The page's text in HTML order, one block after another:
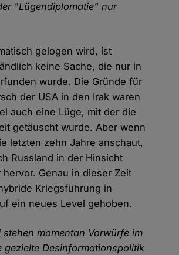
"Lügendiplomatie" nur
gelogen wird, ist
keine Sache, die nur in
wurde. Die Gründe für
der USA in den Irak waren
auch eine Lüge, mit der die
getäuscht wurde. Aber wenn
letzten zehn Jahre anschaut,
Russland in der Hinsicht
Genau in dieser Zeit
Kriegsführung in
ein neues Level gehoben.
stehen momentan Vorwürfe im
gezielte Desinformationspolitik